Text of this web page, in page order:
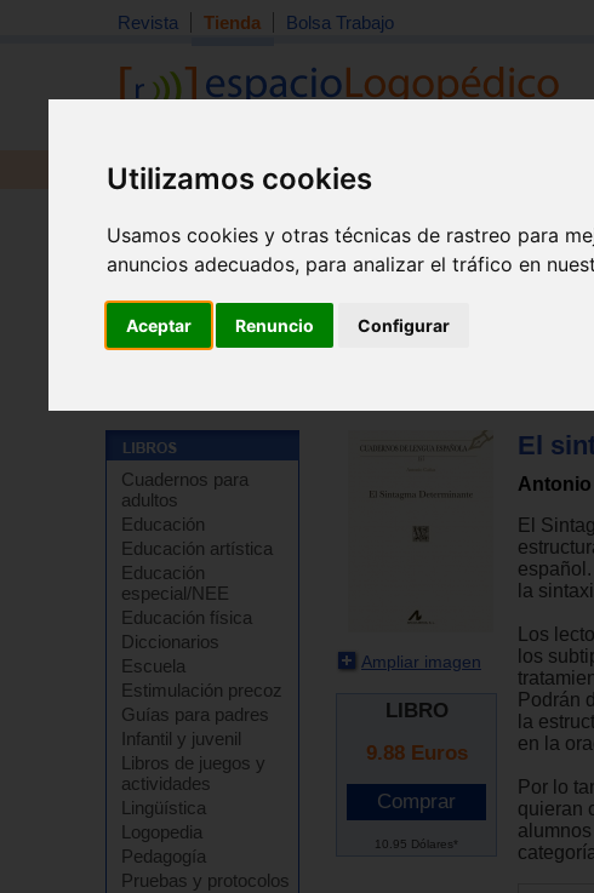
Utilizamos cookies
Usamos cookies y otras técnicas de rastreo para
anuncios adecuados, para analizar el tráfico en
Aceptar Renuncio Configurar
Revista Tienda Bolsa Trabajo
Revista Libros Material
Cuadernos para
adultos
Educación
Educación artística
Educación
especial/NEE
Educación física
Diccionarios
Escuela
Estimulación precoz
Guías para padres
Infantil y juvenil
Libros de juegos y
actividades
Lingüística
Logopedia
Pedagogía
Pruebas y protocolos
Ampliar imagen
LIBRO
9.88 Euros
10.95 Dólares*
El
Antonio
El
la
Los
los
Podrán
la
en la
Por lo
quieran